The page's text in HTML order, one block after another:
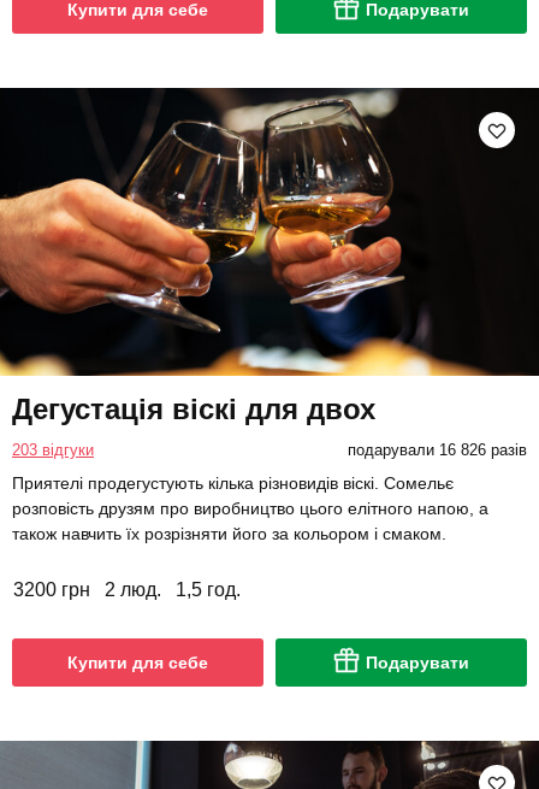
Купити для себе Подарувати
Дегустація віскі для двох
203 відгуки подарували 16 826 разів
Приятелі продегустують кілька різновидів віскі. Сомельє
розповість друзям про виробництво цього елітного напою, а
також навчить їх розрізняти його за кольором і смаком.
3200 грн 2 люд. 1,5 год.
Купити для себе Подарувати